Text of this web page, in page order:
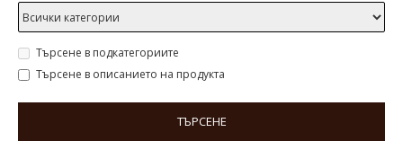
Търсене в подкатегориите
Търсене в описанието на продукта
ТЪРСЕНЕ